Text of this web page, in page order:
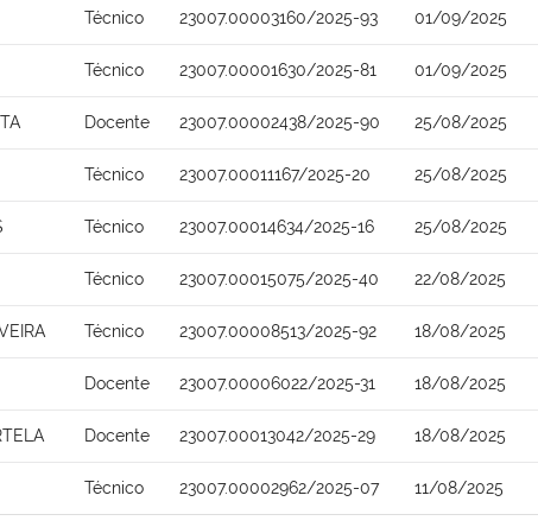
Técnico 23007.00003160/2025-93 01/09/2025
Técnico 23007.00001630/2025-81 01/09/2025
Docente 23007.00002438/2025-90 25/08/2025
Técnico 23007.00011167/2025-20 25/08/2025
Técnico 23007.00014634/2025-16 25/08/2025
Técnico 23007.00015075/2025-40 22/08/2025
Técnico 23007.00008513/2025-92 18/08/2025
Docente 23007.00006022/2025-31 18/08/2025
Docente 23007.00013042/2025-29 18/08/2025
Técnico 23007.00002962/2025-07 11/08/2025